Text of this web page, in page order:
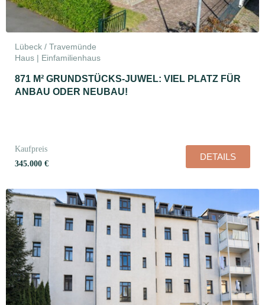
Lübeck / Travemünde
Haus | Einfamilienhaus
871 M² GRUNDSTÜCKS-JUWEL: VIEL PLATZ FÜR
ANBAU ODER NEUBAU!
Kaufpreis
345.000 €
DETAILS